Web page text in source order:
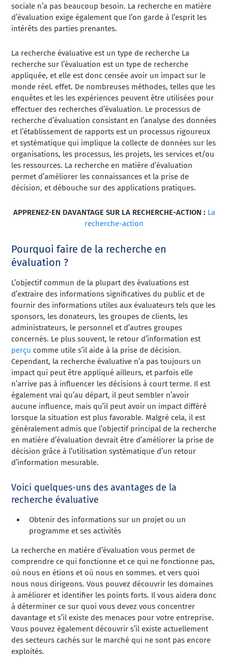
sociale n’a pas beaucoup besoin. La recherche en matière
d’évaluation exige également que l’on garde à l’esprit les
intérêts des parties prenantes.
La recherche évaluative est un type de recherche La
recherche sur l’évaluation est un type de recherche
appliquée, et elle est donc censée avoir un impact sur le
monde réel. effet. De nombreuses méthodes, telles que les
enquêtes et les les expériences peuvent être utilisées pour
effectuer des recherches d’évaluation. Le processus de
recherche d’évaluation consistant en l’analyse des données
et l’établissement de rapports est un processus rigoureux
et systématique qui implique la collecte de données sur les
organisations, les processus, les projets, les services et/ou
les ressources. La recherche en matière d’évaluation
permet d’améliorer les connaissances et la prise de
décision, et débouche sur des applications pratiques.
APPRENEZ-EN DAVANTAGE SUR LA RECHERCHE-ACTION : La
recherche-action
Pourquoi faire de la recherche en
évaluation ?
L’objectif commun de la plupart des évaluations est
d’extraire des informations significatives du public et de
fournir des informations utiles aux évaluateurs tels que les
sponsors, les donateurs, les groupes de clients, les
administrateurs, le personnel et d’autres groupes
concernés. Le plus souvent, le retour d’information est
perçu comme utile s’il aide à la prise de décision.
Cependant, la recherche évaluative n’a pas toujours un
impact qui peut être appliqué ailleurs, et parfois elle
n’arrive pas à influencer les décisions à court terme. Il est
également vrai qu’au départ, il peut sembler n’avoir
aucune influence, mais qu’il peut avoir un impact différé
lorsque la situation est plus favorable. Malgré cela, il est
généralement admis que l’objectif principal de la recherche
en matière d’évaluation devrait être d’améliorer la prise de
décision grâce à l’utilisation systématique d’un retour
d’information mesurable.
Voici quelques-uns des avantages de la
recherche évaluative
Obtenir des informations sur un projet ou un
programme et ses activités
La recherche en matière d’évaluation vous permet de
comprendre ce qui fonctionne et ce qui ne fonctionne pas,
où nous en étions et où nous en sommes. et vers quoi
nous nous dirigeons. Vous pouvez découvrir les domaines
à améliorer et identifier les points forts. Il vous aidera donc
à déterminer ce sur quoi vous devez vous concentrer
davantage et s’il existe des menaces pour votre entreprise.
Vous pouvez également découvrir s’il existe actuellement
des secteurs cachés sur le marché qui ne sont pas encore
exploités.